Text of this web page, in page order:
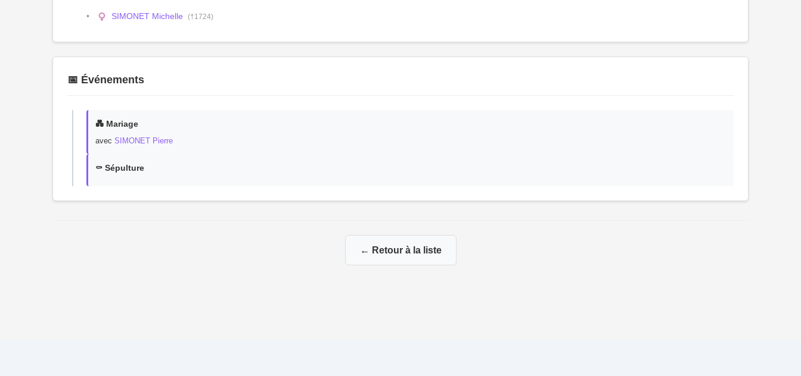
SIMONET Michelle (†1724)
📅 Événements
💑 Mariage
avec SIMONET Pierre
⚰️ Sépulture
← Retour à la liste